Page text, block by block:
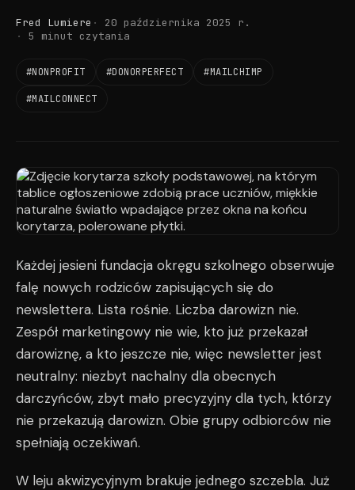
Fred Lumiere
20 października 2025 r.
5 minut czytania
#NONPROFIT #DONORPERFECT #MAILCHIMP
#MAILCONNECT
Każdej jesieni fundacja okręgu szkolnego obserwuje
falę nowych rodziców zapisujących się do
newslettera. Lista rośnie. Liczba darowizn nie.
Zespół marketingowy nie wie, kto już przekazał
darowiznę, a kto jeszcze nie, więc newsletter jest
neutralny: niezbyt nachalny dla obecnych
darczyńców, zbyt mało precyzyjny dla tych, którzy
nie przekazują darowizn. Obie grupy odbiorców nie
spełniają oczekiwań.
W leju akwizycyjnym brakuje jednego szczebla. Już